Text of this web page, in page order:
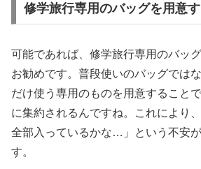
修学旅行専用のバッグを用意
可能であれば、修学旅行専用のバッ
お勧めです。普段使いのバッグでは
だけ使う専用のものを用意すること
に集約されるんですね。これにより
全部入っているかな…」という不安
す。